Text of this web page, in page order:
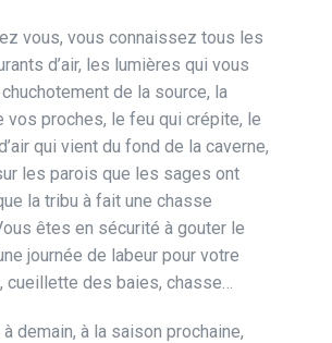
vous, vous connaissez tous les
d’air, les lumières qui vous
de la source, la
vos proches, le feu qui crépite, le
qui vient du fond de la caverne,
les parois que les sages ont
la tribu à fait une chasse
êtes en sécurité à gouter le
journée de labeur pour votre
cueillette des baies, chasse…
demain, à la saison prochaine,